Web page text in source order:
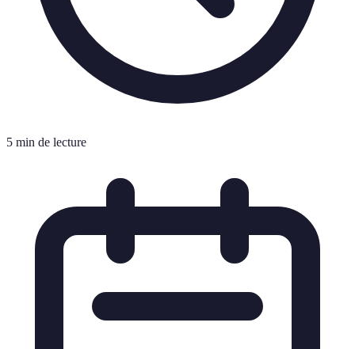
5 min de lecture